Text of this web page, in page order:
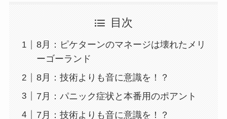
目次
8月：ピケターンのマネージは壊れたメリ
ーゴーランド
8月：技術よりも音に意識を！？
7月：パニック症状と本番用のポアント
7月：技術よりも音に意識を！？